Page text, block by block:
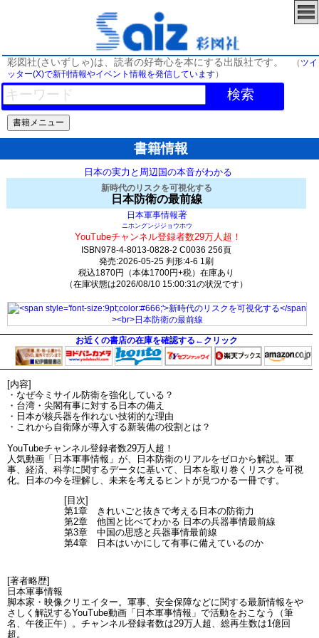
彩図社(さいずしゃ)は、読者の好奇心を本にする出版社です。 （ ツイ
ッター(X)で新刊情報やイベント情報を発信しています）
検索
書籍情報
日本の実力と周辺国の本音がわかる
新時代のリスクを可視化する
日本防衛の最前線
日本軍事情報著
ニホングンジジョウホウ
YouTubeチャンネル登録者数29万人超！
ISBN978-4-8013-0828-2 C0036 256頁
発売:2026-05-25 判形:4-6 1刷
税込1870円（本体1700円+税）在庫あり
（在庫状態は2026/08/10 15:00:31の状況です）
お近くの書店の在庫を確認する←クリック
[内容]
・なぜ今ミサイル防衛を強化している？
・台湾・尖閣有事に対する日本の備え
・日本が核兵器を作れない技術的な理由
・これから自衛隊が導入する新装備の役割とは？
YouTubeチャンネル登録者数29万人超！
人気動画「日本軍事情報」が、日本防衛のリアルをゼロから解説。軍
事、経済、科学に関するデータに基いて、日本を取り巻くリスクを可視
化。日本の今を理解し、未来を考えるヒントが見つかる一冊です。
[目次]
第1章 きれいごと抜きで考える日本の防衛力
第2章 他国と比べてわかる 日本の兵器事情最前線
第3章 中国の思惑と兵器事情最前線
第4章 日本はいかにして有事に備えているのか
[著者略歴]
日本軍事情報
脚本家・映像クリエイター。軍事、安全保障などに関する最新情報をや
さしく解説するYouTube動画「日本軍事情報」で活動をおこなう（筆
名、午後正午）。チャンネル登録者数は29万人超、総再生数は1億回
超。